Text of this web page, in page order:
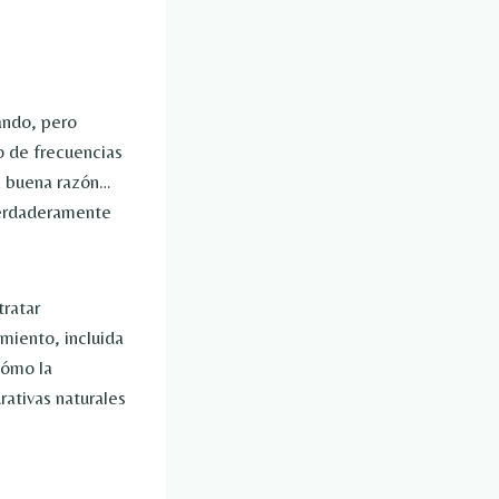
pero
de frecuencias
razón…
incluida
la
naturales